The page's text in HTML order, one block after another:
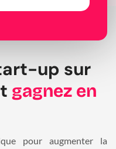
up sur
gagnez en
pour augmenter la